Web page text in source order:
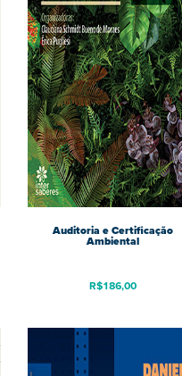
Auditoria e Certificação
Ambiental
R$186,00